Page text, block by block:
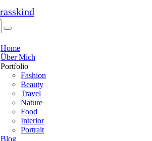
Home
Über Mich
Portfolio
Fashion
Beauty
Travel
Nature
Food
Interior
Portrait
Blog